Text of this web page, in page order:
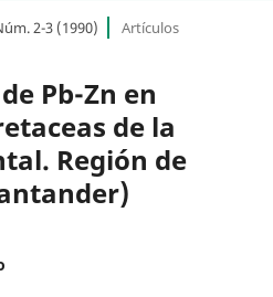
2-3 (1990) Artículos
Pb-Zn en
de la
Región de